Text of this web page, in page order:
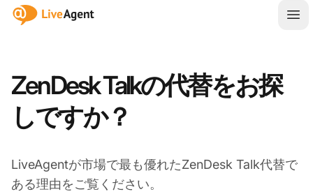
:site.title
メ
ZenDesk Talkの代替をお探
しですか？
LiveAgentが市場で最も優れたZenDesk Talk代替で
ある理由をご覧ください。